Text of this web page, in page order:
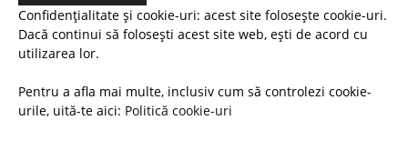
Confidențialitate și cookie-uri: acest site folosește cookie-uri.
Dacă continui să folosești acest site web, ești de acord cu
utilizarea lor.
Pentru a afla mai multe, inclusiv cum să controlezi cookie-
urile, uită-te aici: Politică cookie-uri